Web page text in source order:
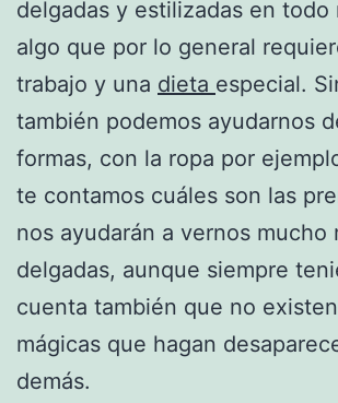
delgadas y estilizadas en todo
algo que por lo general
trabajo y una dieta especial.
también podemos ayudarnos
formas, con la ropa por
te contamos cuáles son las
nos ayudarán a vernos mucho
delgadas, aunque siempre
cuenta también que no
mágicas que hagan
demás.